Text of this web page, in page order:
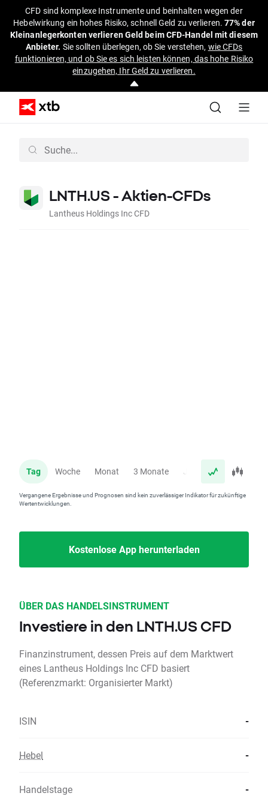
CFD sind komplexe Instrumente und beinhalten wegen der
Hebelwirkung ein hohes Risiko, schnell Geld zu verlieren.77% der
Kleinanlegerkonten verlieren Geld beim CFD-Handel mit diesem
Anbieter. Sie sollten überlegen, ob Sie verstehen, wie CFDs
funktionieren, und ob Sie es sich leisten können, das hohe Risiko
einzugehen, Ihr Geld zu verlieren.
LNTH.US - Aktien-CFDs
Lantheus Holdings Inc CFD
Tag Woche Monat 3 Monate Jahr
Vergangene Ergebnisse und Prognosen sind kein zuverlässiger Indikator für zukünftige
Wertentwicklungen.
Kostenlose App herunterladen
ÜBER DAS HANDELSINSTRUMENT
Investiere in den LNTH.US CFD
Finanzinstrument, dessen Preis auf dem Marktwert
eines Lantheus Holdings Inc CFD basiert
(Referenzmarkt: Organisierter Markt)
ISIN -
Hebel -
Handelstage -